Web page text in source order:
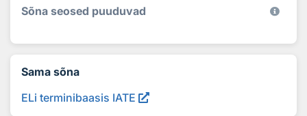
Sõna seosed puuduvad
Sama sõna
ELi terminibaasis IATE